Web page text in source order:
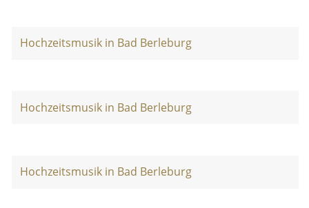
Hochzeitsmusik in Bad Berleburg
Hochzeitsmusik in Bad Berleburg
Hochzeitsmusik in Bad Berleburg